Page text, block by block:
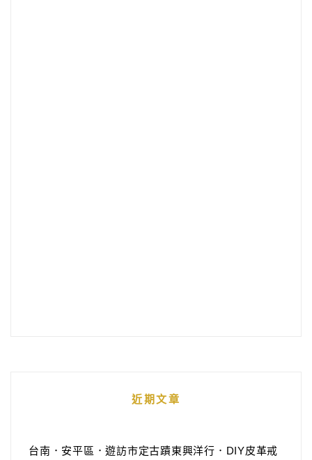
近期文章
台南．安平區．遊訪市定古蹟東興洋行．DIY皮革戒